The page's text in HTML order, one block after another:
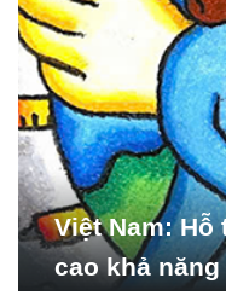
Việt Nam:
cao khả